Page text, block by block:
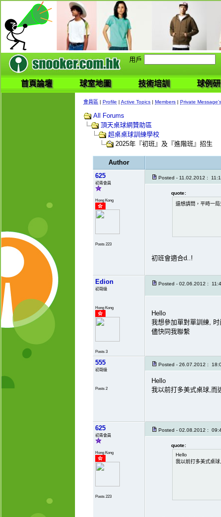
用戶
首頁論壇 球室地圖 技術培訓 球例
會員區 | Profile | Active Topics | Members | Private Message's
All Forums
頂天桌球網贊助區
超桌桌球訓練學校
2025年『初班』及『進階班』招生
Author
625
初青會員
Hong Kong
Posts 223
Posted - 11.02.2012 :
quote:
還想請問，平時一
初班會適合d..!
Edion
初哥級
Hong Kong
Posts 3
Posted - 02.06.2012 :
Hello
我想參加單對單訓練,
儘快同我聯繫
555
初哥級
Posts 2
Posted - 26.07.2012 :
Hello
我以前打多美式桌球,而
625
初青會員
Hong Kong
Posts 223
Posted - 02.08.2012 :
quote:
Hello
我以前打多美式桌